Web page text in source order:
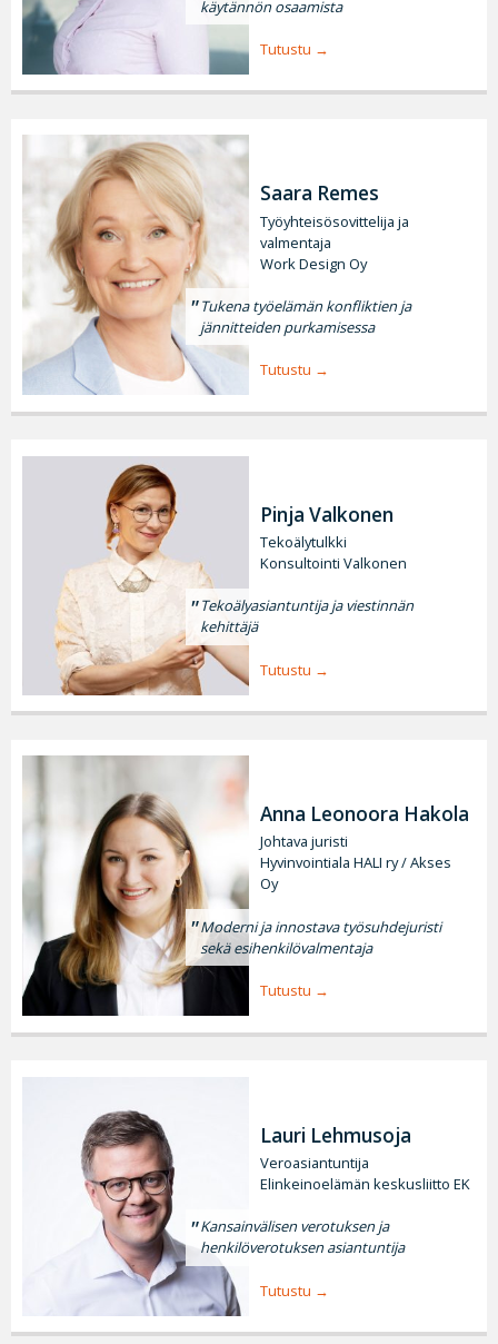
käytännön osaamista
Tutustu
Saara Remes
Työyhteisösovittelija ja
valmentaja
Work Design Oy
Tukena työelämän konfliktien ja
jännitteiden purkamisessa
Tutustu
Pinja Valkonen
Tekoälytulkki
Konsultointi Valkonen
Tekoälyasiantuntija ja viestinnän
kehittäjä
Tutustu
Anna Leonoora Hakola
Johtava juristi
Hyvinvointiala HALI ry / Akses
Oy
Moderni ja innostava työsuhdejuristi
sekä esihenkilövalmentaja
Tutustu
Lauri Lehmusoja
Veroasiantuntija
Elinkeinoelämän keskusliitto EK
Kansainvälisen verotuksen ja
henkilöverotuksen asiantuntija
Tutustu